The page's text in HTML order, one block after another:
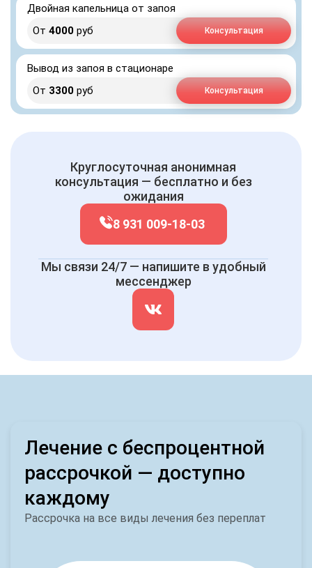
Двойная капельница от запоя
От 4000 руб Консультация
Вывод из запоя в стационаре
От 3300 руб Консультация
Круглосуточная анонимная
консультация — бесплатно и без
ожидания
8 931 009-18-03
Мы связи 24/7 — напишите в удобный
мессенджер
Лечение с беспроцентной
рассрочкой — доступно
каждому
Рассрочка на все виды лечения без переплат